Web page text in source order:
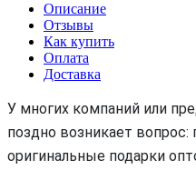
Описание
Отзывы
Как купить
Оплата
Доставка
У многих компаний или
поздно возникает
оригинальные подарки